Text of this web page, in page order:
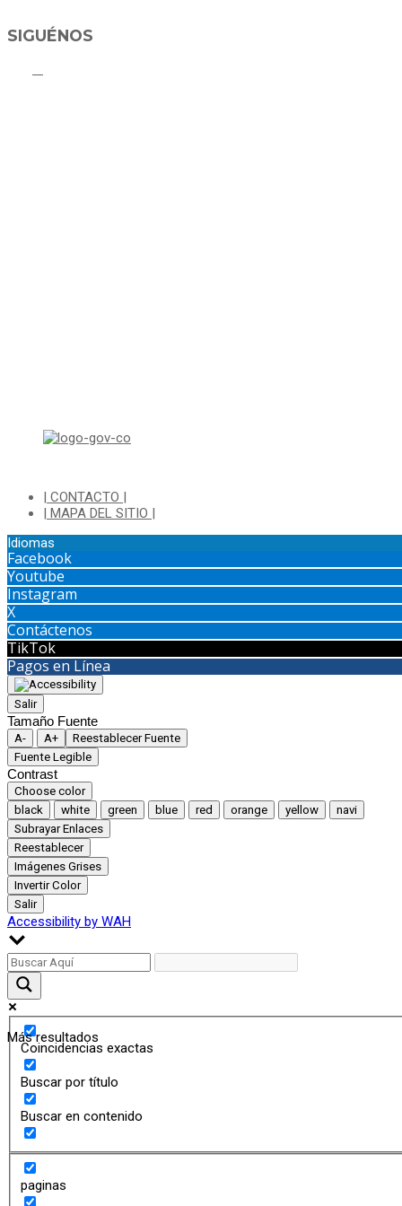
SIGUÉNOS
| CONTACTO |
| MAPA DEL SITIO |
Idiomas
Facebook
Youtube
Instagram
X
Contáctenos
TikTok
Pagos en Línea
Salir
Tamaño Fuente
A- A+
Reestablecer Fuente
Fuente Legible
Contrast
Choose color
black
white green blue red orange yellow
navi
Subrayar Enlaces
Reestablecer
Imágenes Grises
Invertir Color
Salir
Accessibility by WAH
Más resultados
Coincidencias exactas
Buscar por título
Buscar en contenido
paginas